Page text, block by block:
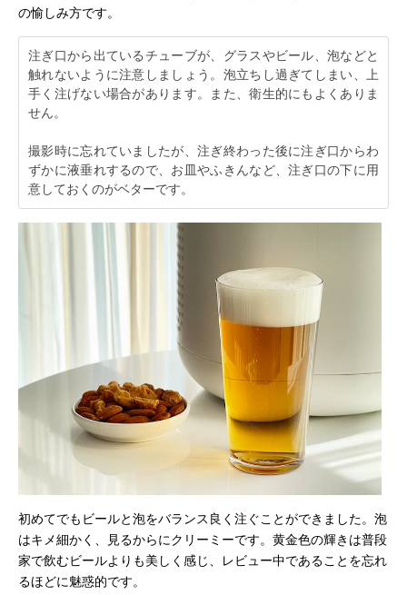
の愉しみ方です。
注ぎ口から出ているチューブが、グラスやビール、泡などと
触れないように注意しましょう。泡立ちし過ぎてしまい、上
手く注げない場合があります。また、衛生的にもよくありま
せん。
撮影時に忘れていましたが、注ぎ終わった後に注ぎ口からわ
ずかに液垂れするので、お皿やふきんなど、注ぎ口の下に用
意しておくのがベターです。
初めてでもビールと泡をバランス良く注ぐことができました。泡
はキメ細かく、見るからにクリーミーです。黄金色の輝きは普段
家で飲むビールよりも美しく感じ、レビュー中であることを忘れ
るほどに魅惑的です。